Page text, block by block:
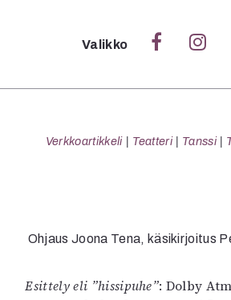
Sulje
Valikko
Verkkoartikkeli Teatteri Tanssi
Ohjaus Joona Tena, käsikirjoitus
Esittely eli ”hissipuhe”: Dolby